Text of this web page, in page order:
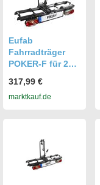
Eufab
Fahrradträger
POKER-F für 2
Fahrradheckträg
er für
317,99 €
marktkauf.de